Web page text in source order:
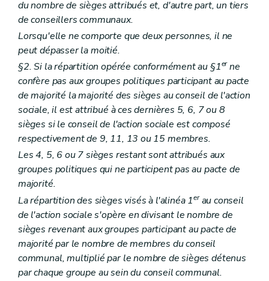
du nombre de sièges attribués et, d'autre part, un tiers
de conseillers communaux.
Lorsqu'elle ne comporte que deux personnes, il ne
peut dépasser la moitié.
§2. Si la répartition opérée conformément au §1erne
confère pas aux groupes politiques participant au pacte
de majorité la majorité des sièges au conseil de l'action
sociale, il est attribué à ces dernières 5, 6, 7 ou 8
sièges si le conseil de l'action sociale est composé
respectivement de 9, 11, 13 ou 15 membres.
Les 4, 5, 6 ou 7 sièges restant sont attribués aux
groupes politiques qui ne participent pas au pacte de
majorité.
La répartition des sièges visés à l'alinéa 1erau conseil
de l'action sociale s'opère en divisant le nombre de
sièges revenant aux groupes participant au pacte de
majorité par le nombre de membres du conseil
communal, multiplié par le nombre de sièges détenus
par chaque groupe au sein du conseil communal.